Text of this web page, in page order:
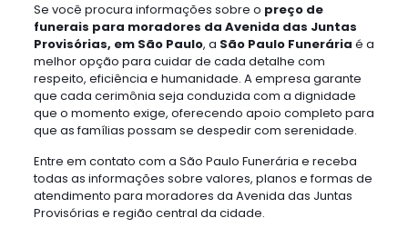
Se você procura informações sobre o preço de
funerais para moradores da Avenida das Juntas
Provisórias, em São Paulo, a São Paulo Funerária é a
melhor opção para cuidar de cada detalhe com
respeito, eficiência e humanidade. A empresa garante
que cada cerimônia seja conduzida com a dignidade
que o momento exige, oferecendo apoio completo para
que as famílias possam se despedir com serenidade.
Entre em contato com a São Paulo Funerária e receba
todas as informações sobre valores, planos e formas de
atendimento para moradores da Avenida das Juntas
Provisórias e região central da cidade.